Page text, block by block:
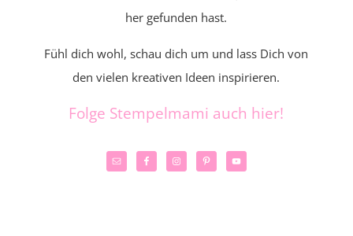
her gefunden hast.
Fühl dich wohl, schau dich um und lass Dich von
den vielen kreativen Ideen inspirieren.
Folge Stempelmami auch hier!